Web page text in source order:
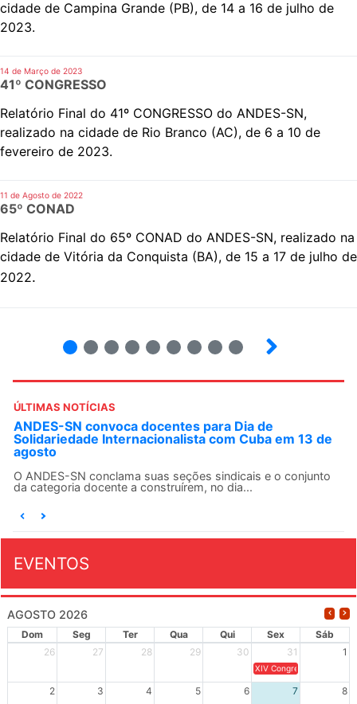
cidade de Campina Grande (PB), de 14 a 16 de julho de
2023.
14 de Março de 2023
41º CONGRESSO
Relatório Final do 41º CONGRESSO do ANDES-SN,
realizado na cidade de Rio Branco (AC), de 6 a 10 de
fevereiro de 2023.
11 de Agosto de 2022
65º CONAD
Relatório Final do 65º CONAD do ANDES-SN, realizado na
cidade de Vitória da Conquista (BA), de 15 a 17 de julho de
2022.
ÚLTIMAS NOTÍCIAS
ANDES-SN convoca docentes para Dia de
Solidariedade Internacionalista com Cuba em 13 de
agosto
O ANDES-SN conclama suas seções sindicais e o conjunto
da categoria docente a construírem, no dia...
EVENTOS
AGOSTO 2026
Dom Seg Ter Qua Qui Sex
Sáb
26
27 28 29 30 31 1
XIV Congresso Brasileiro
2 3 4 5 6 7 8